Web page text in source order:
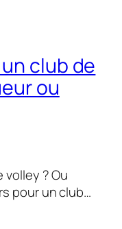
club de
ou
? Ou
pour un club…